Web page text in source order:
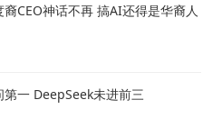
CEO神话不再 搞AI还得是华裔人
一 DeepSeek未进前三